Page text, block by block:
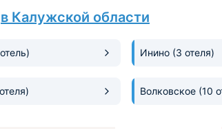
в Калужской области
Инино (3 отеля)
Волковское (10